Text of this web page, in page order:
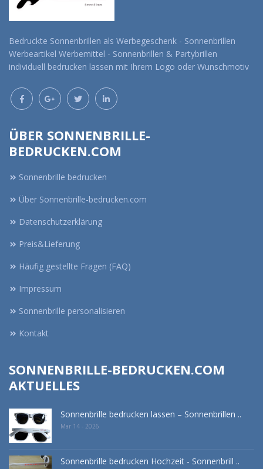
Bedruckte Sonnenbrillen als Werbegeschenk - Sonnenbrillen
Werbeartikel Werbemittel - Sonnenbrillen & Partybrillen
individuell bedrucken lassen mit Ihrem Logo oder Wunschmotiv
ÜBER SONNENBRILLE-
BEDRUCKEN.COM
Sonnenbrille bedrucken
Über Sonnenbrille-bedrucken.com
Datenschutzerklärung
Preis&Lieferung
Häufig gestellte Fragen (FAQ)
Impressum
Sonnenbrille personalisieren
Kontakt
SONNENBRILLE-BEDRUCKEN.COM
AKTUELLES
Sonnenbrille bedrucken lassen – Sonnenbrillen ..
Mar 14 - 2026
Sonnenbrille bedrucken Hochzeit - Sonnenbrill ..